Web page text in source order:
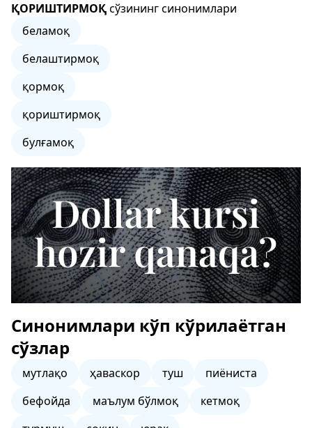
ҚОРИШТИРМОҚсўзининг синонимлари
беламоқ
белаштирмоқ
қормоқ
қориштирмоқ
булғамоқ
Синонимлари кўп кўрилаётган
сўзлар
мутлақо ҳаваскор туш
пиёниста
бефойда
маълум бўлмоқ
кетмоқ